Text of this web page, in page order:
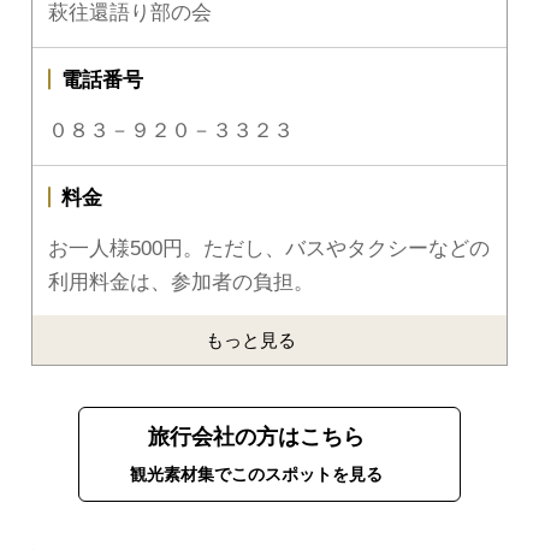
萩往還語り部の会
電話番号
０８３－９２０－３３２３
料金
お一人様500円。ただし、バスやタクシーなどの
利用料金は、参加者の負担。
もっと見る
旅行会社の方はこちら
観光素材集でこのスポットを見る